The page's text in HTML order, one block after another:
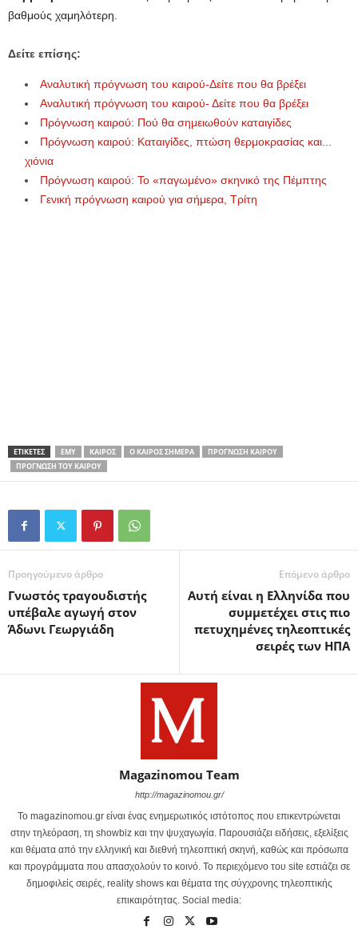
βαθμούς χαμηλότερη.
Δείτε επίσης:
Aναλυτική πρόγνωση του καιρού-Δείτε που θα βρέξει
Aναλυτική πρόγνωση του καιρού- Δείτε που θα βρέξει
Πρόγνωση καιρού: Πού θα σημειωθούν καταιγίδες
Πρόγνωση καιρού: Καταιγίδες, πτώση θερμοκρασίας και...
χιόνια
Πρόγνωση καιρού: Το «παγωμένο» σκηνικό της Πέμπτης
Γενική πρόγνωση καιρού για σήμερα, Τρίτη
ΕΤΙΚΕΤΕΣ ΕΜΥ ΚΑΙΡΌΣ Ο ΚΑΙΡΌΣ ΣΉΜΕΡΑ
ΠΡΌΓΝΩΣΗ ΚΑΙΡΟΎ
ΠΡΌΓΝΩΣΗ ΤΟΥ ΚΑΙΡΟΎ
Προηγούμενο άρθρο
Γνωστός τραγουδιστής
υπέβαλε αγωγή στον
Άδωνι Γεωργιάδη
Επόμενο άρθρο
Αυτή είναι η Ελληνίδα που
συμμετέχει στις πιο
πετυχημένες τηλεοπτικές
σειρές των ΗΠΑ
Magazinomou Team
http://magazinomou.gr/
Το magazinomou.gr είναι ένας ενημερωτικός ιστότοπος που επικεντρώνεται
στην τηλεόραση, τη showbiz και την ψυχαγωγία. Παρουσιάζει ειδήσεις, εξελίξεις
και θέματα από την ελληνική και διεθνή τηλεοπτική σκηνή, καθώς και πρόσωπα
και προγράμματα που απασχολούν το κοινό. Το περιεχόμενο του site εστιάζει σε
δημοφιλείς σειρές, reality shows και θέματα της σύγχρονης τηλεοπτικής
επικαιρότητας. Social media: